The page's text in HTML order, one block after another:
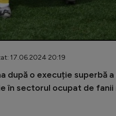
17.06.2024 20:19
după o execuție superbă
în sectorul ocupat de fanii